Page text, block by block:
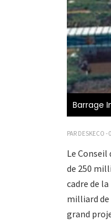
Barrage
PAR DESKECO -
Le
de 250
cadre de
milliard de
grand